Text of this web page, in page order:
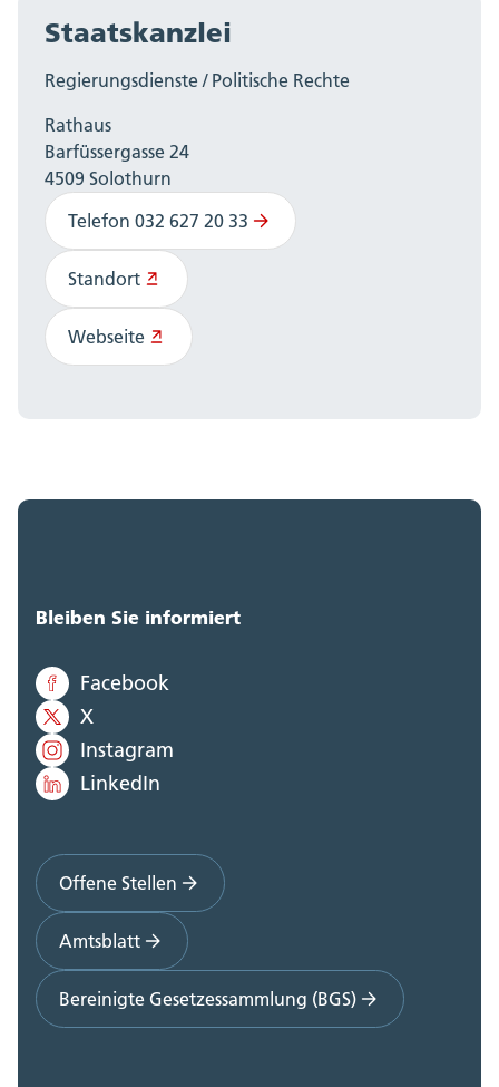
Staatskanzlei
Regierungsdienste / Politische Rechte
Rathaus
Barfüssergasse 24
4509 Solothurn
Telefon 032 627 20 33
Standort
Webseite
Bleiben Sie informiert
Facebook
X
Instagram
LinkedIn
Offene Stellen
Amtsblatt
Bereinigte Gesetzessammlung (BGS)